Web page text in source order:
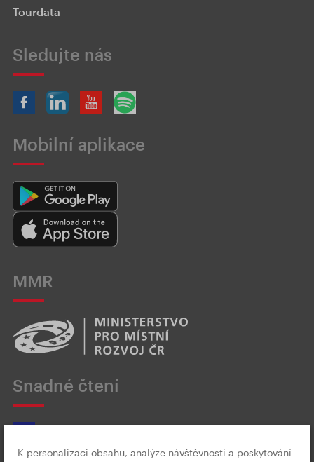
Tourdata
Sledujte nás
Mobilní aplikace
MMR
Snadné čtení
K personalizaci obsahu, analýze návštěvnosti a poskytování